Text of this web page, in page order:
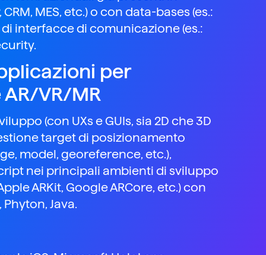
CRM, MES, etc.) o con data-bases (es.:
di interfacce di comunicazione (es.:
per
VR/MR
(con UXseGUIs, sia 2D che 3D
target di posizionamento
model, georeference, etc.),
nei principali ambienti di sviluppo
ARKit, GoogleARCore, etc.) con
Phyton, Java.